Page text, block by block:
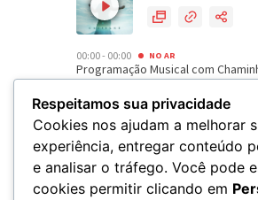
VER NOVO SITE
Respeitamos sua privacidade
Cookies nos ajudam a melhorar
experiência, entregar conteúdo
e analisar o tráfego. Você pode
cookies permitir clicando em